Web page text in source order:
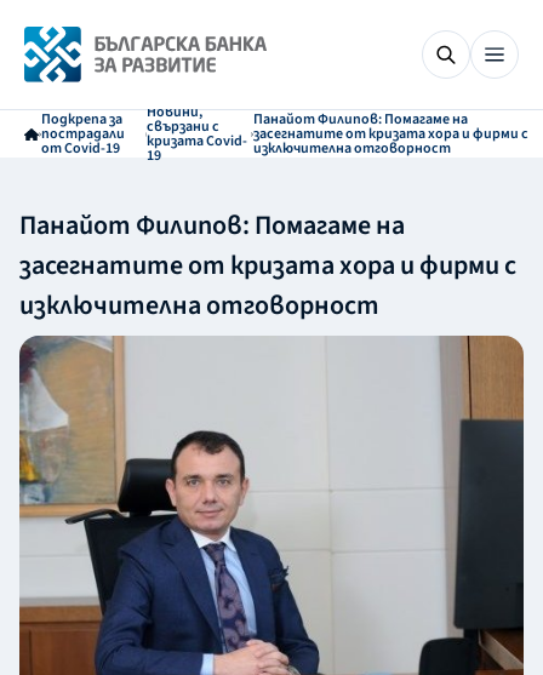
Подкрепа за
пострадали
от Covid-19
Новини,
свързани с
кризата Covid-
19
Панайот Филипов: Помагаме на
засегнатите от кризата хора и фирми с
изключителна отговорност
Панайот Филипов: Помагаме на
засегнатите от кризата хора и фирми с
изключителна отговорност